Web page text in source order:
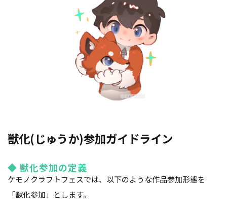
獣化(じゅうか)参加ガイドライン
◆ 獣化参加の定義
ケモノクラフトフェスでは、以下のような作品参加形態を
「獣化参加」とします。